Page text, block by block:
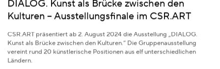
DIALOG. Kunst als Brücke zwischen den
Kulturen – Ausstellungsfinale im CSR.ART
CSR.ART präsentiert ab 2. August 2024 die Ausstellung „DIALOG.
Kunst als Brücke zwischen den Kulturen.“ Die Gruppenausstellung
vereint rund 20 künstlerische Positionen aus elf unterschiedlichen
Ländern.